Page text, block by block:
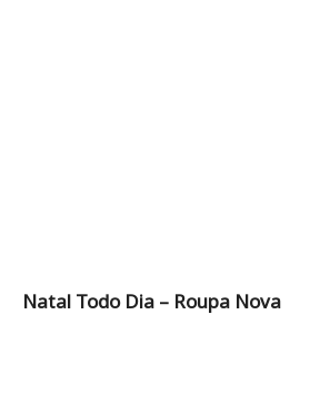
Natal Todo Dia – Roupa Nova